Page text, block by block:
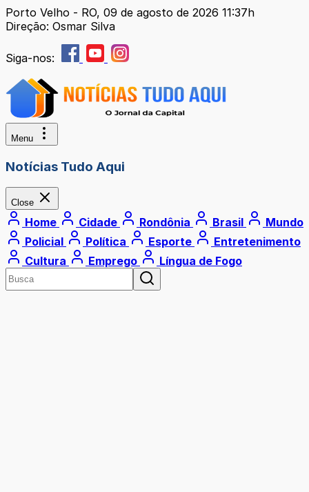
Porto Velho - RO, 09 de agosto de 2026 11:37h
Direção: Osmar Silva
Siga-nos:
Menu
Notícias Tudo Aqui
Close
Home Cidade Rondônia Brasil
Mundo
Policial
Política Esporte
Entretenimento
Cultura
Emprego Língua de Fogo